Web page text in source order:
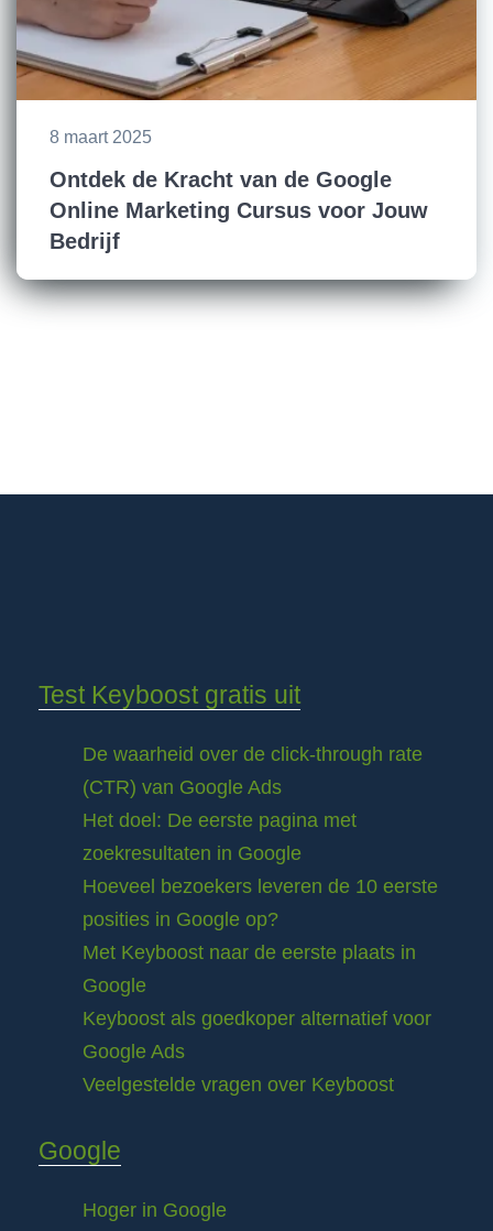
8 maart 2025
Ontdek de Kracht van de Google
Online Marketing Cursus voor Jouw
Bedrijf
Test Keyboost gratis uit
De waarheid over de click-through rate
(CTR) van Google Ads
Het doel: De eerste pagina met
zoekresultaten in Google
Hoeveel bezoekers leveren de 10 eerste
posities in Google op?
Met Keyboost naar de eerste plaats in
Google
Keyboost als goedkoper alternatief voor
Google Ads
Veelgestelde vragen over Keyboost
Google
Hoger in Google